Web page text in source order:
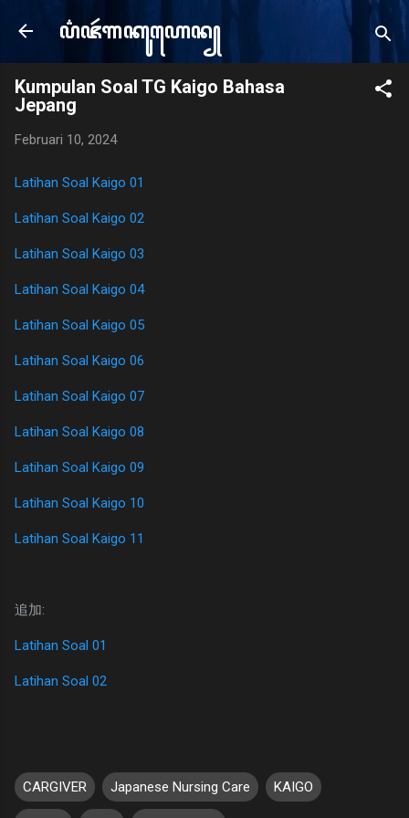
Langsung ke konten utama
ꦥ꦳ꦗꦂ​ꦒꦏꦸꦲꦺꦤ꧀
Kumpulan Soal TG Kaigo Bahasa
Jepang
Februari 10, 2024
Latihan Soal Kaigo 01
Latihan Soal Kaigo 02
Latihan Soal Kaigo 03
Latihan Soal Kaigo 04
Latihan Soal Kaigo 05
Latihan Soal Kaigo 06
Latihan Soal Kaigo 07
Latihan Soal Kaigo 08
Latihan Soal Kaigo 09
Latihan Soal Kaigo 10
Latihan Soal Kaigo 11
追加:
Latihan Soal 01
Latihan Soal 02
CARGIVER Japanese Nursing Care KAIGO